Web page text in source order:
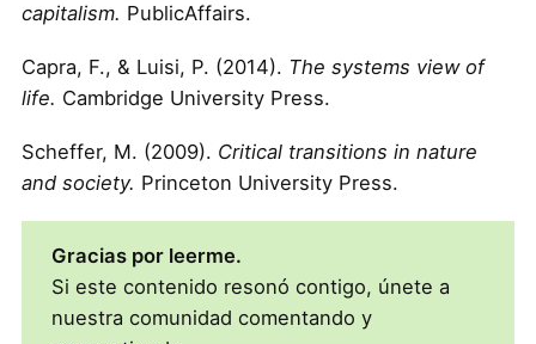
capitalism. PublicAffairs.
Capra, F., & Luisi, P. (2014). The systems view of
life. Cambridge University Press.
Scheffer, M. (2009). Critical transitions in nature
and society. Princeton University Press.
Gracias por leerme.
Si este contenido resonó contigo, únete a
nuestra comunidad comentando y